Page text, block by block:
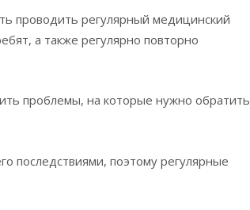
проводить регулярный медицинский
а также регулярно повторно
проблемы, на которые нужно обратить
последствиями, поэтому регулярные